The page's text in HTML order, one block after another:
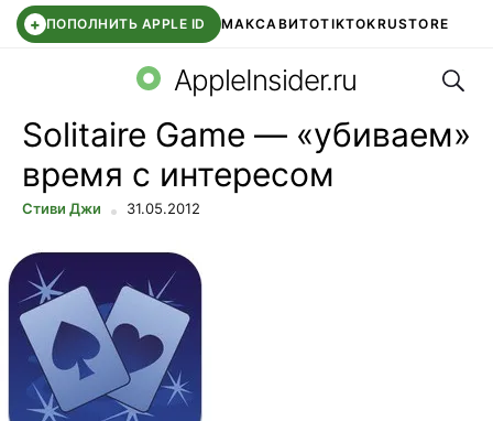
+ ПОПОЛНИТЬ APPLE ID МАКСАВИТОTIKTOKRUSTORE
WB КЛУБIOS 26.6 DDE STORE
AppleInsider.ru
Solitaire Game — «убиваем»
время с интересом
Стиви Джи 31.05.2012